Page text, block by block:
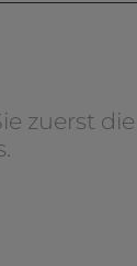
zuerst die